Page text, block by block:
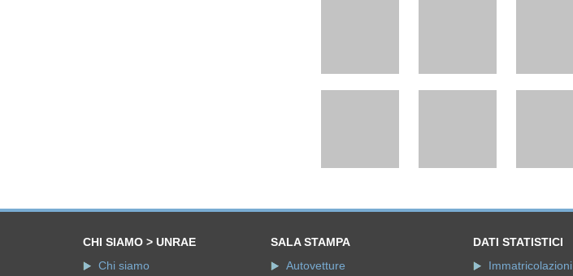
CHI SIAMO > UNRAE
Chi siamo
SALA STAMPA
Autovetture
DATI STATISTICI
Immatricolazioni